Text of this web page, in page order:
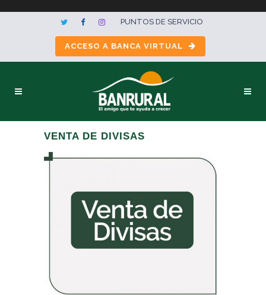
PUNTOS DE SERVICIO
ACCESO A BANCA VIRTUAL
VENTA DE DIVISAS